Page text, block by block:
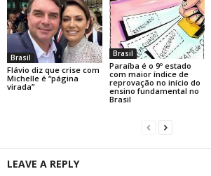
Brasil
Flávio diz que crise com
Michelle é “página
virada”
Brasil
Paraíba é o 9º estado
com maior índice de
reprovação no início do
ensino fundamental no
Brasil
LEAVE A REPLY